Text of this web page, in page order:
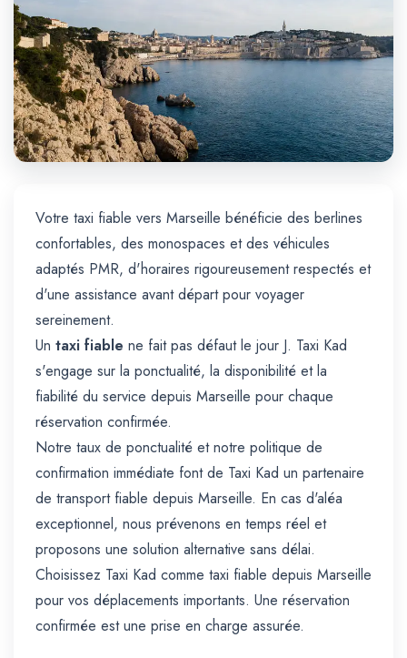
Votre taxi fiable vers Marseille bénéficie des berlines
confortables, des monospaces et des véhicules
adaptés PMR, d'horaires rigoureusement respectés et
d'une assistance avant départ pour voyager
sereinement.
Un taxi fiable ne fait pas défaut le jour J. Taxi Kad
s'engage sur la ponctualité, la disponibilité et la
fiabilité du service depuis Marseille pour chaque
réservation confirmée.
Notre taux de ponctualité et notre politique de
confirmation immédiate font de Taxi Kad un partenaire
de transport fiable depuis Marseille. En cas d'aléa
exceptionnel, nous prévenons en temps réel et
proposons une solution alternative sans délai.
Choisissez Taxi Kad comme taxi fiable depuis Marseille
pour vos déplacements importants. Une réservation
confirmée est une prise en charge assurée.